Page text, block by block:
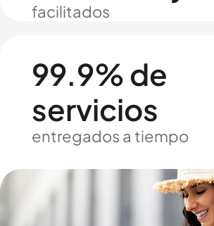
facilitados
99.9% de
servicios
entregados a tiempo